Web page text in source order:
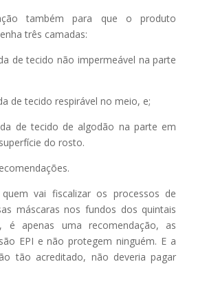
também para que o produto
três camadas:
de tecido não impermeável na parte
de tecido respirável no meio, e;
de tecido de algodão na parte em
do rosto.
vai fiscalizar os processos de
máscaras nos fundos dos quintais
é apenas uma recomendação, as
EPI e não protegem ninguém. E a
tão acreditado, não deveria pagar